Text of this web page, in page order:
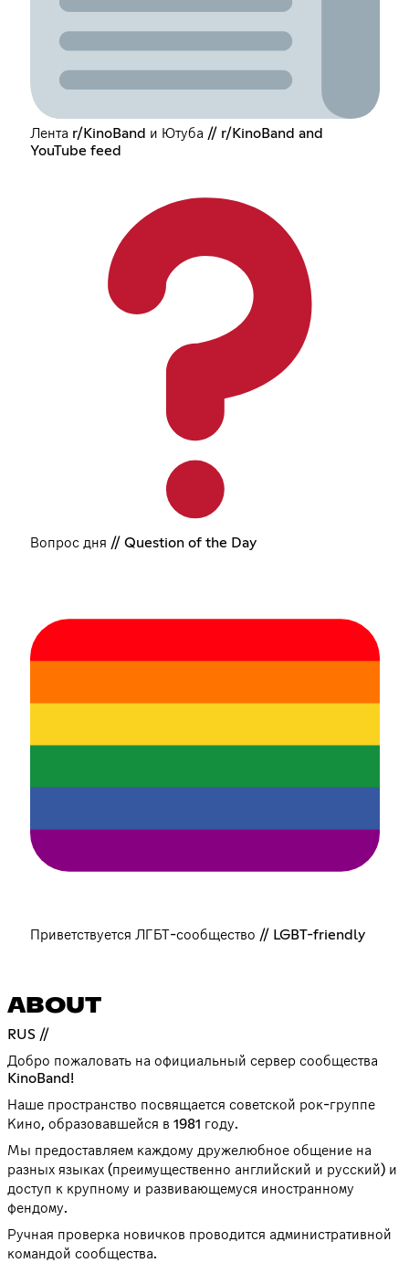
Лента r/KinoBand и Ютуба // r/KinoBand and
YouTube feed
Вопрос дня // Question of the Day
Приветствуется ЛГБТ-сообщество // LGBT-friendly
ABOUT
RUS //
Добро пожаловать на официальный сервер сообщества
KinoBand!
Наше пространство посвящается советской рок-группе
Кино, образовавшейся в 1981 году.
Мы предоставляем каждому дружелюбное общение на
разных языках (преимущественно английский и русский) и
доступ к крупному и развивающемуся иностранному
фендому.
Ручная проверка новичков проводится административной
командой сообщества.